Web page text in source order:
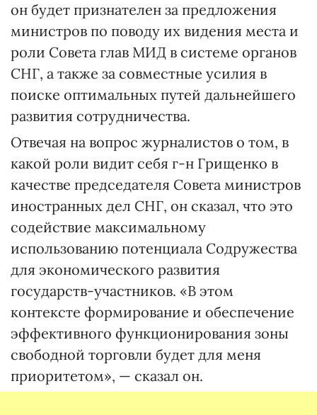
он будет признателен за предложения
министров по поводу их видения места и
роли Совета глав МИД в системе органов
СНГ, а также за совместные усилия в
поиске оптимальных путей дальнейшего
развития сотрудничества.
Отвечая на вопрос журналистов о том, в
какой роли видит себя г-н Грищенко в
качестве председателя Совета министров
иностранных дел СНГ, он сказал, что это
содействие максимальному
использованию потенциала Содружества
для экономического развития
государств-участников. «В этом
контексте формирование и обеспечение
эффективного функционирования зоны
свободной торговли будет для меня
приоритетом», — сказал он.